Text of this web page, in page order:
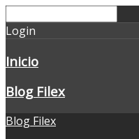
Login
Inicio
Blog Filex
Blog Filex